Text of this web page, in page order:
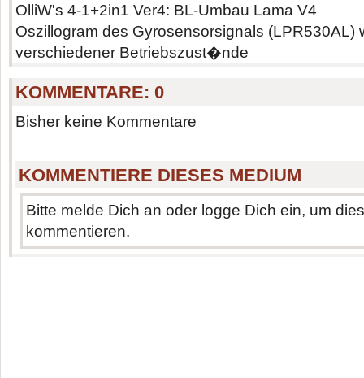
OlliW's 4-1+2in1 Ver4: BL-Umbau Lama V4
Oszillogram des Gyrosensorsignals
verschiedener Betriebszust�nde
KOMMENTARE:0
Bisher keine Kommentare
KOMMENTIERE DIESES MEDIUM
Bitte melde Dich an oder logge Dich ein, um
kommentieren.